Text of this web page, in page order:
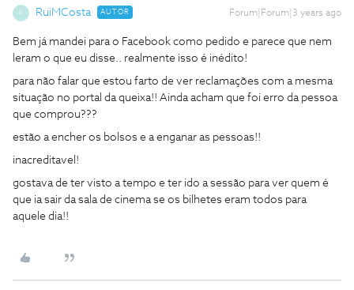
R RuiMCosta AUTOR Forum|Forum|3 years ago
Bem já mandei para o Facebook como pedido e parece que nem
leram o que eu disse.. realmente isso é inédito!
para não falar que estou farto de ver reclamações com a mesma
situação no portal da queixa!! Ainda acham que foi erro da pessoa
que comprou???
estão a encher os bolsos e a enganar as pessoas!!
inacreditavel!
gostava de ter visto a tempo e ter ido a sessão para ver quem é
que ia sair da sala de cinema se os bilhetes eram todos para
aquele dia!!